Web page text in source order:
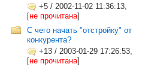
+5 / 2002-11-02 11:36:13,
[не прочитана]
С чего начать "отстройку" от
конкурента?
+13 / 2003-01-29 17:26:53,
[не прочитана]